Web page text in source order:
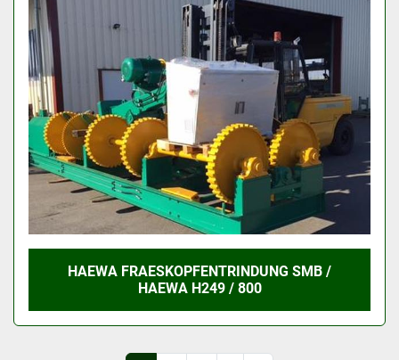
HAEWA FRAESKOPFENTRINDUNG SMB /
HAEWA H249 / 800